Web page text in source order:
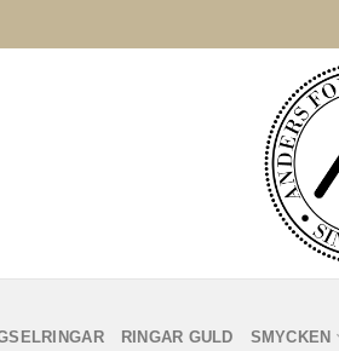
RINGAR GULD SMYCKEN